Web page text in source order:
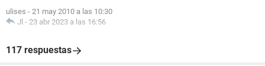
ulises - 21 may 2010 a las 10:30
Jl - 23 abr 2023 a las 16:56
117 respuestas